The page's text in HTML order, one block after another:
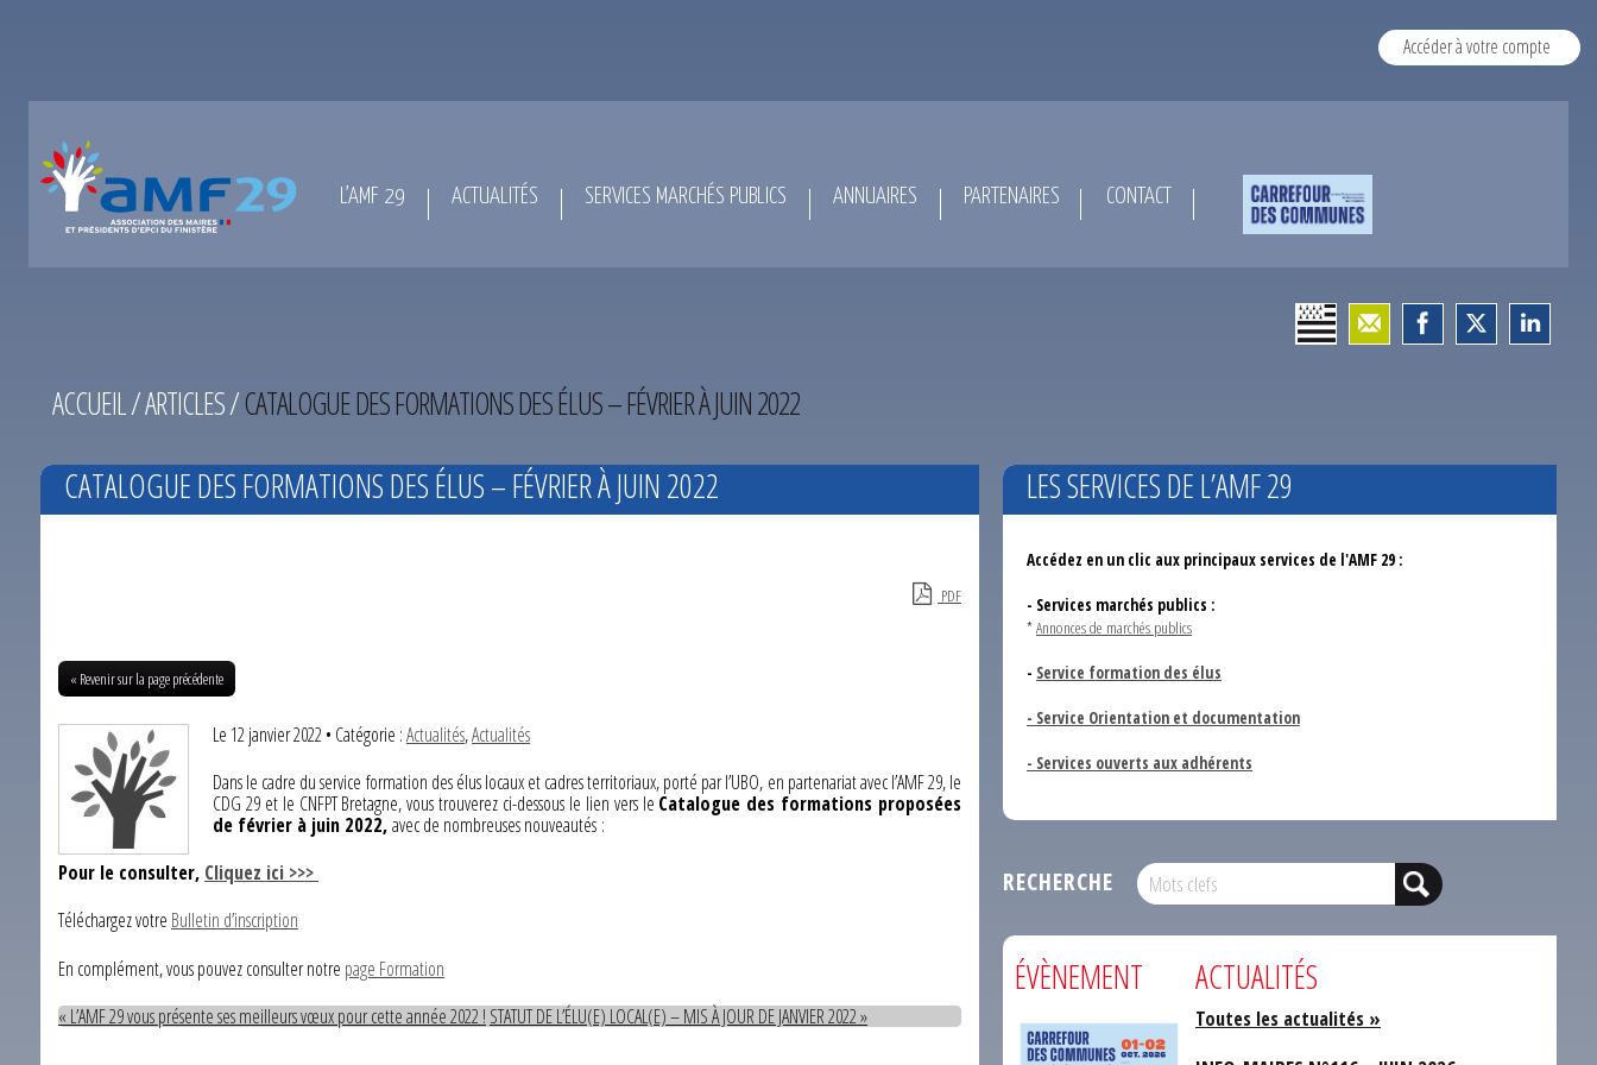
Accéder à votre compte
L’AMF 29 ACTUALITÉS SERVICES MARCHÉS PUBLICS ANNUAIRES PARTENAIRES CONTACT
ACCUEIL/ARTICLES/CATALOGUE DES FORMATIONS DES ÉLUS – FÉVRIER À JUIN 2022
CATALOGUE DES FORMATIONS DES ÉLUS – FÉVRIER À JUIN 2022
PDF
« Revenir sur la page précédente
Le 12 janvier 2022• Catégorie :Actualités,Actualités
Dans le cadre du service formation des élus locaux et cadres territoriaux, porté par l’UBO, en partenariat avec l’AMF 29, le
CDG 29 et le CNFPT Bretagne, vous trouverez ci-dessous le lien vers le Catalogue des formations proposées
de février à juin 2022,avec de nombreuses nouveautés :
Pour le consulter, Cliquez ici >>>
Téléchargez votre Bulletin d’inscription
En complément, vous pouvez consulter notre page Formation
« L’AMF 29 vous présente ses meilleurs vœux pour cette année 2022 ! STATUT DE L’ÉLU(E) LOCAL(E) – MIS À JOUR DE JANVIER 2022 »
LES SERVICES DE L’AMF 29
Accédez en un clic aux principaux services de l'AMF 29 :
- Services marchés publics :
*Annonces de marchés publics
- Service formation des élus
- Service Orientation et documentation
- Services ouverts aux adhérents
RECHERCHE
ÉVÈNEMENT ACTUALITÉS
Toutes les actualités »